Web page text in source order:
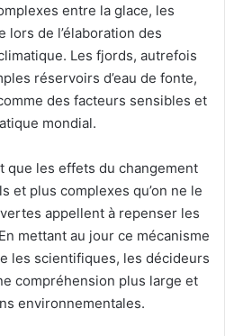
entre la glace, les
lors de l’élaboration des
Les fjords, autrefois
réservoirs d’eau de fonte,
des facteurs sensibles et
mondial.
que les effets du changement
et plus complexes qu’on ne le
appellent à repenser les
mettant au jour ce mécanisme
les scientifiques, les décideurs
compréhension plus large et
environnementales.